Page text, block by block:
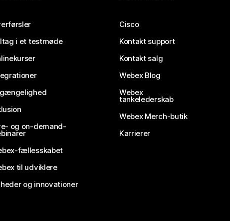
i et testmøde
og on-demand-
fællesskabet
til udviklere
og innovationer
Cisco
Kontakt support
Kontakt salg
Webex Blog
Webex
tankelederskab
Webex Merch-butik
Karrierer